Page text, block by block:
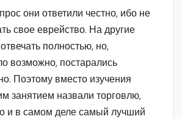
они ответили честно, ибо не
свое еврейство. На другие
полностью, но,
возможно, постарались
Поэтому вместо изучения
занятием назвали торговлю,
и в самом деле самый лучший